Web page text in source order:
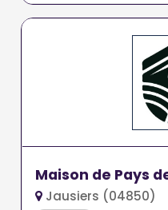
Maison de Pays
Jausiers (04850)